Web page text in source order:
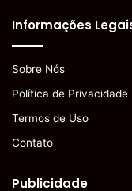
Informações
Sobre Nós
Política de Privacidade
Termos de Uso
Contato
Publicidade